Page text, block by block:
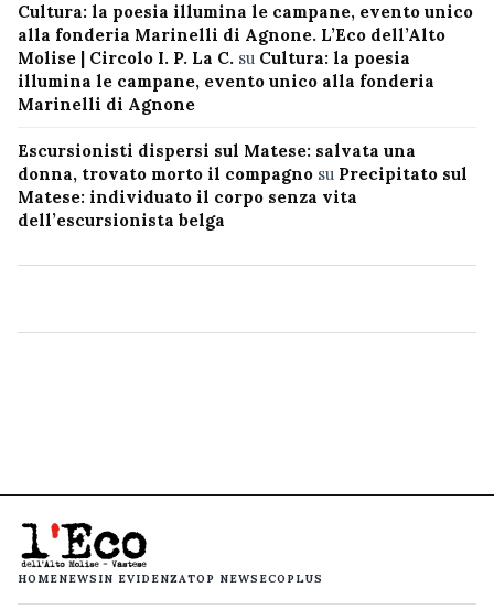
Cultura: la poesia illumina le campane, evento unico
alla fonderia Marinelli di Agnone. L’Eco dell’Alto
Molise | Circolo I. P. La C. su Cultura: la poesia
illumina le campane, evento unico alla fonderia
Marinelli di Agnone
Escursionisti dispersi sul Matese: salvata una
donna, trovato morto il compagno su Precipitato sul
Matese: individuato il corpo senza vita
dell’escursionista belga
HOMENEWS IN EVIDENZATOP NEWS ECOPLUS